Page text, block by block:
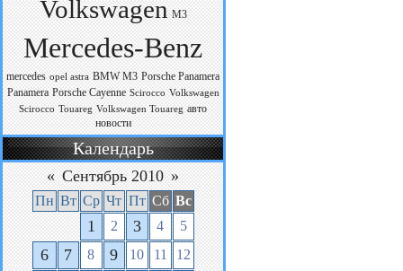
Volkswagen M3
Mercedes-Benz
mercedes opel astra BMW M3 Porsche Panamera
Panamera Porsche Cayenne Scirocco Volkswagen
Scirocco Touareg Volkswagen Touareg авто
новости
Календарь
« Сентябрь 2010 »
Пн Вт Ср Чт Пт Сб Вс
1 2 3 4 5
6 7 8 9 10 11 12